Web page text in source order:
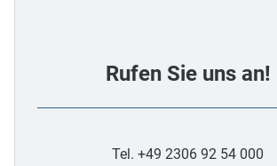
Rufen Sie uns an!
Tel. +49 2306 92 54 000